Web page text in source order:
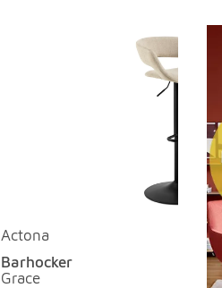
Actona
Barhocker
Grace